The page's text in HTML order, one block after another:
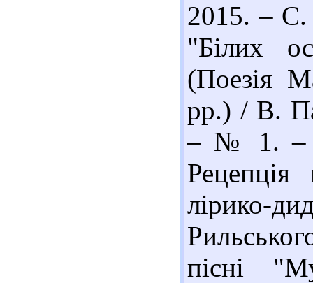
2015. – С.
"Білих
(Поезія
рр.) / В.
– № 1. –
Рецепція
лірико-
пісні